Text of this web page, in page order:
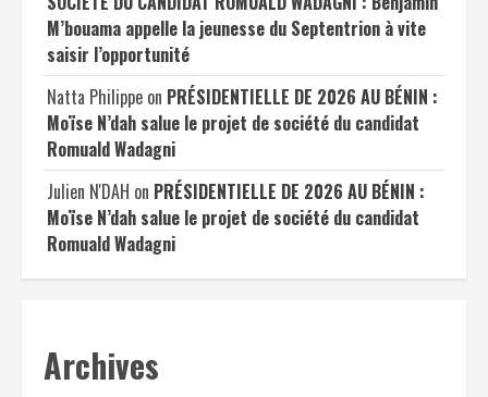
M’bouama appelle la jeunesse du Septentrion à vite
saisir l’opportunité
Natta Philippe on PRÉSIDENTIELLE DE 2026 AU BÉNIN :
Moïse N’dah salue le projet de société du candidat
Romuald Wadagni
Julien N'DAH on PRÉSIDENTIELLE DE 2026 AU BÉNIN :
Moïse N’dah salue le projet de société du candidat
Romuald Wadagni
Archives